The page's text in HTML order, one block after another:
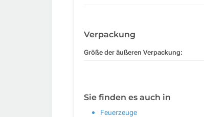
Verpackung
Größe der äußeren Verpackung:
Sie finden es auch in
Feuerzeuge